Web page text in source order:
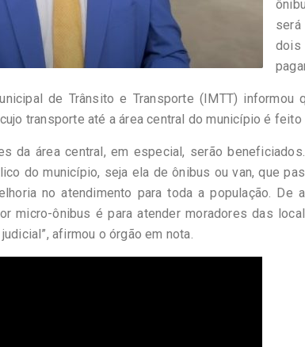
de Trânsito e Transporte (IMTT) informou
transporte até a área central do município é feito
da área central, em especial, serão
do município, seja ela de ônibus ou van, que
no atendimento para toda a população. De
micro-ônibus é para atender moradores das
afirmou o órgão em nota.